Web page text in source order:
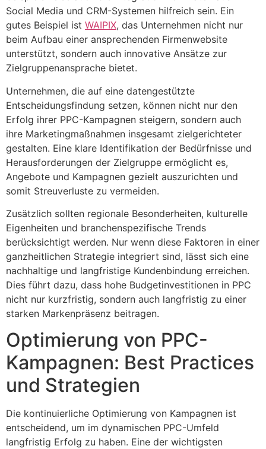
Social Media und CRM-Systemen hilfreich sein. Ein
gutes Beispiel ist WAIPIX, das Unternehmen nicht nur
beim Aufbau einer ansprechenden Firmenwebsite
unterstützt, sondern auch innovative Ansätze zur
Zielgruppenansprache bietet.
Unternehmen, die auf eine datengestützte
Entscheidungsfindung setzen, können nicht nur den
Erfolg ihrer PPC-Kampagnen steigern, sondern auch
ihre Marketingmaßnahmen insgesamt zielgerichteter
gestalten. Eine klare Identifikation der Bedürfnisse und
Herausforderungen der Zielgruppe ermöglicht es,
Angebote und Kampagnen gezielt auszurichten und
somit Streuverluste zu vermeiden.
Zusätzlich sollten regionale Besonderheiten, kulturelle
Eigenheiten und branchenspezifische Trends
berücksichtigt werden. Nur wenn diese Faktoren in einer
ganzheitlichen Strategie integriert sind, lässt sich eine
nachhaltige und langfristige Kundenbindung erreichen.
Dies führt dazu, dass hohe Budgetinvestitionen in PPC
nicht nur kurzfristig, sondern auch langfristig zu einer
starken Markenpräsenz beitragen.
Optimierung von PPC-
Kampagnen: Best Practices
und Strategien
Die kontinuierliche Optimierung von Kampagnen ist
entscheidend, um im dynamischen PPC-Umfeld
langfristig Erfolg zu haben. Eine der wichtigsten